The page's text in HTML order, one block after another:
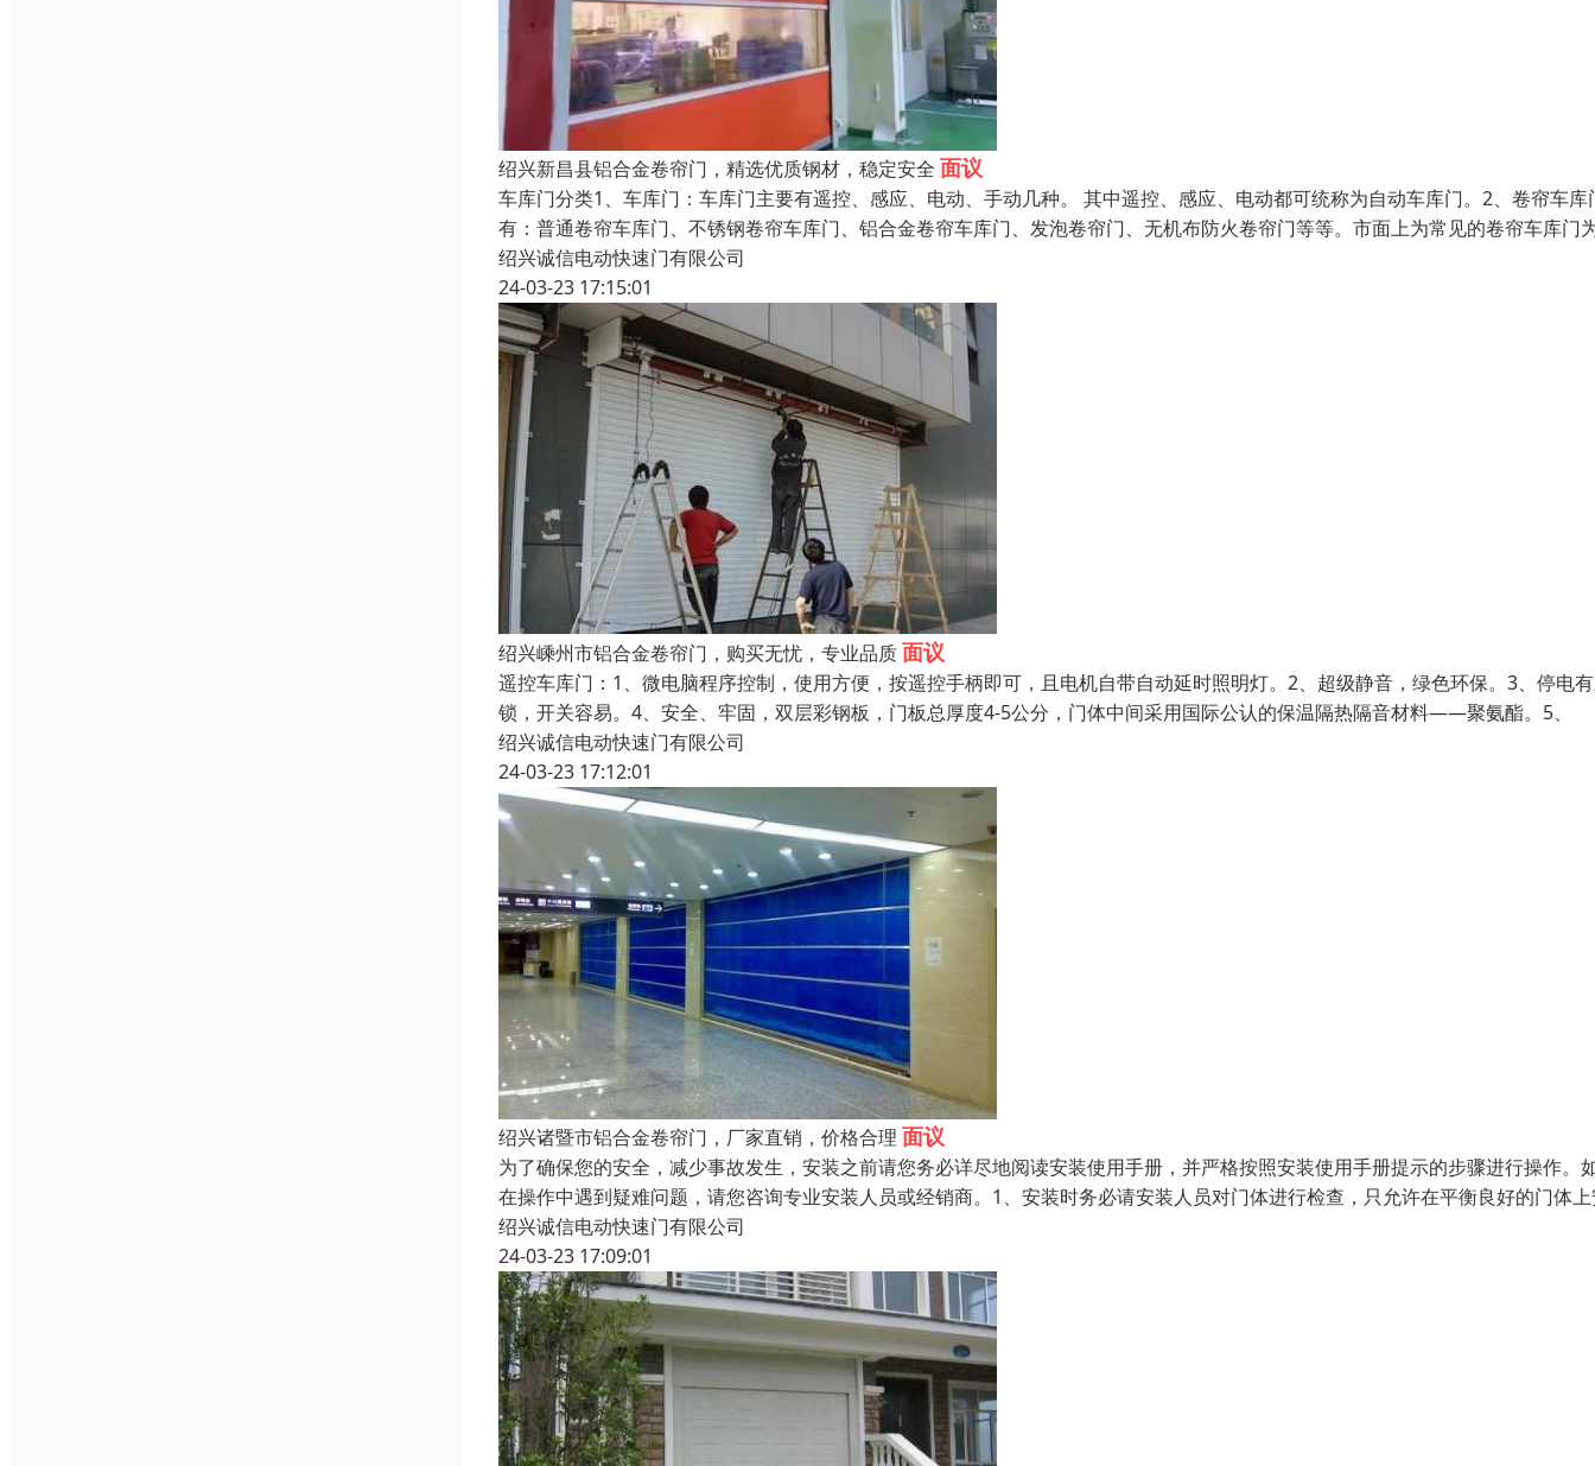
绍兴新昌县铝合金卷帘门，精选优质钢材，稳定安全 面议
车库门分类1、车库门：车库门主要有遥控、感应、电动、手动几种。 其中遥控、感应、电动都可统称为自动车库门。2、卷帘车库
有：普通卷帘车库门、不锈钢卷帘车库门、铝合金卷帘车库门、发泡卷帘门、无机布防火卷帘门等等。市面上为常见的卷帘车库门
绍兴诚信电动快速门有限公司
24-03-23 17:15:01
绍兴嵊州市铝合金卷帘门，购买无忧，专业品质面议
遥控车库门：1、微电脑程序控制，使用方便，按遥控手柄即可，且电机自带自动延时照明灯。2、超级静音，绿色环保。3、停电
锁，开关容易。4、安全、牢固，双层彩钢板，门板总厚度4-5公分，门体中间采用国际公认的保温隔热隔音材料——聚氨酯。5、
绍兴诚信电动快速门有限公司
24-03-23 17:12:01
绍兴诸暨市铝合金卷帘门，厂家直销，价格合理 面议
为了确保您的安全，减少事故发生，安装之前请您务必详尽地阅读安装使用手册，并严格按照安装使用手册提示的步骤进行操作。
在操作中遇到疑难问题，请您咨询专业安装人员或经销商。1、安装时务必请安装人员对门体进行检查，只允许在平衡良好的门体
绍兴诚信电动快速门有限公司
24-03-23 17:09:01